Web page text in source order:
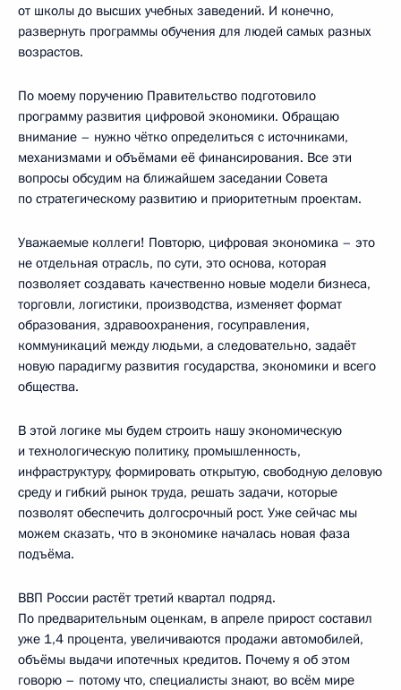
от школы до высших учебных заведений. И конечно,
развернуть программы обучения для людей самых разных
возрастов.
По моему поручению Правительство подготовило
программу развития цифровой экономики. Обращаю
внимание – нужно чётко определиться с источниками,
механизмами и объёмами её финансирования. Все эти
вопросы обсудим на ближайшем заседании Совета
по стратегическому развитию и приоритетным проектам.
Уважаемые коллеги! Повторю, цифровая экономика – это
не отдельная отрасль, по сути, это основа, которая
позволяет создавать качественно новые модели бизнеса,
торговли, логистики, производства, изменяет формат
образования, здравоохранения, госуправления,
коммуникаций между людьми, а следовательно, задаёт
новую парадигму развития государства, экономики и всего
общества.
В этой логике мы будем строить нашу экономическую
и технологическую политику, промышленность,
инфраструктуру, формировать открытую, свободную деловую
среду и гибкий рынок труда, решать задачи, которые
позволят обеспечить долгосрочный рост. Уже сейчас мы
можем сказать, что в экономике началась новая фаза
подъёма.
ВВП России растёт третий квартал подряд.
По предварительным оценкам, в апреле прирост составил
уже 1,4 процента, увеличиваются продажи автомобилей,
объёмы выдачи ипотечных кредитов. Почему я об этом
говорю – потому что, специалисты знают, во всём мире